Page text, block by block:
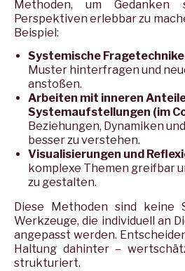
Methoden, um Gedanken
Perspektiven erlebbar zu
Beispiel:
Systemische
Muster hinterfragen und
anstoßen.
Arbeiten mit inneren
Systemaufstellungen (im
Beziehungen, Dynamiken
besser zu verstehen.
Visualisierungen und
komplexe Themen greifbar
zu gestalten.
Diese Methoden sind keine
Werkzeuge, die individuell an
angepasst werden.
Haltung dahinter –
strukturiert.